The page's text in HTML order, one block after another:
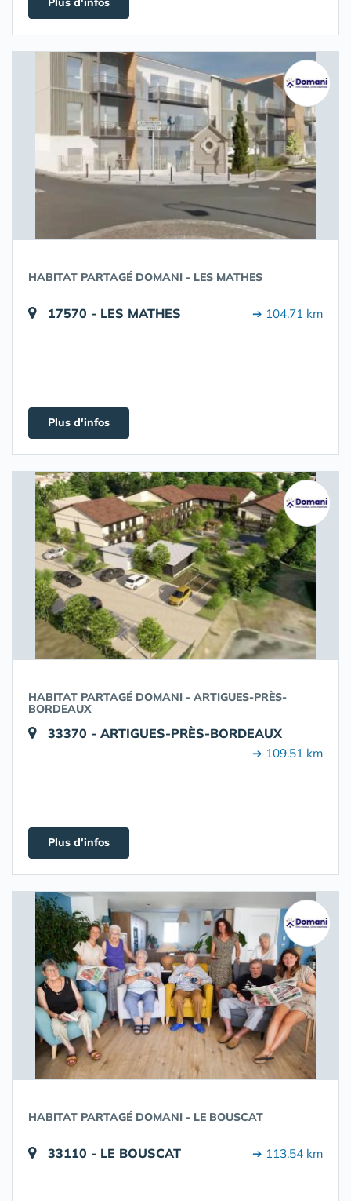
HABITAT PARTAGÉ DOMANI - LES MATHES
17570 - LES MATHES ➔ 104.71 km
Plus d'infos
HABITAT PARTAGÉ DOMANI - ARTIGUES-PRÈS-
BORDEAUX
33370 - ARTIGUES-PRÈS-BORDEAUX
➔ 109.51 km
Plus d'infos
HABITAT PARTAGÉ DOMANI - LE BOUSCAT
33110 - LE BOUSCAT ➔ 113.54 km